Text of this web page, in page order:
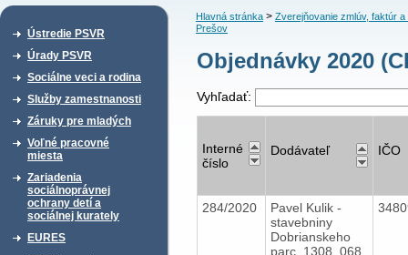
Ústredie PSVR
Úrady PSVR
Sociálne veci a rodina
Služby zamestnanosti
Záruky pre mladých
Voľné pracovné
miesta
Zariadenia
sociálnoprávnej
ochrany detí a
sociálnej kurately
EURES
Hlavná stránka> Zverejňovanie zmlúv, faktúr a
Prešov
Objednávky 2020
Vyhľadať:
Interné
číslo
Dodávateľ IČO
284/2020
Pavel Kulik -
stavebniny
Dobrianskeho
parc. 1308, 068